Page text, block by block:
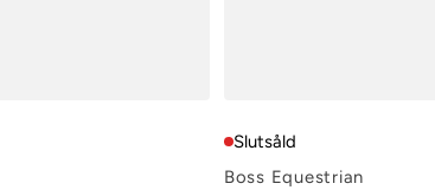
Slutsåld
Boss Equestrian